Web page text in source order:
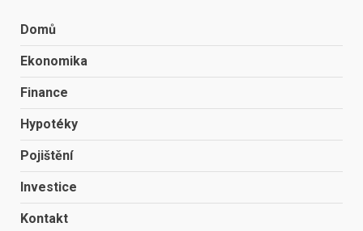
Domů
Ekonomika
Finance
Hypotéky
Pojištění
Investice
Kontakt